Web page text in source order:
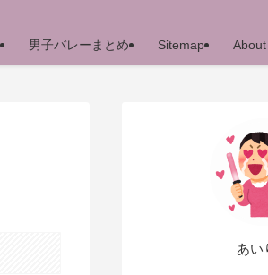
男子バレーまとめ Sitemap
あい